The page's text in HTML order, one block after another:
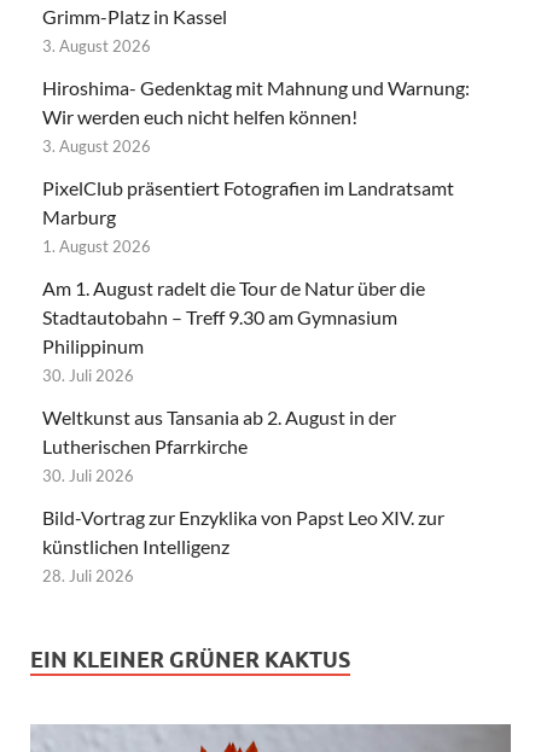
Grimm-Platz in Kassel
3. August 2026
Hiroshima- Gedenktag mit Mahnung und Warnung:
Wir werden euch nicht helfen können!
3. August 2026
PixelClub präsentiert Fotografien im Landratsamt
Marburg
1. August 2026
Am 1. August radelt die Tour de Natur über die
Stadtautobahn – Treff 9.30 am Gymnasium
Philippinum
30. Juli 2026
Weltkunst aus Tansania ab 2. August in der
Lutherischen Pfarrkirche
30. Juli 2026
Bild-Vortrag zur Enzyklika von Papst Leo XIV. zur
künstlichen Intelligenz
28. Juli 2026
EIN KLEINER GRÜNER KAKTUS